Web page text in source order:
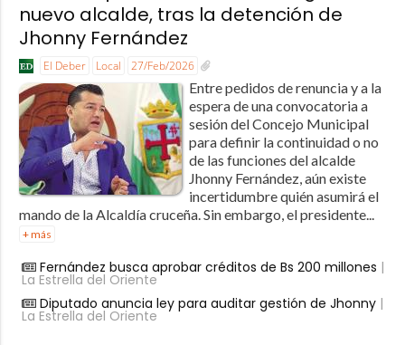
nuevo alcalde, tras la detención de
Jhonny Fernández
El Deber Local 27/Feb/2026
Entre pedidos de renuncia y a la
espera de una convocatoria a
sesión del Concejo Municipal
para definir la continuidad o no
de las funciones del alcalde
Jhonny Fernández, aún existe
incertidumbre quién asumirá el
mando de la Alcaldía cruceña. Sin embargo, el presidente...
+ más
Fernández busca aprobar créditos de Bs 200 millones |
La Estrella del Oriente
Diputado anuncia ley para auditar gestión de Jhonny|
La Estrella del Oriente